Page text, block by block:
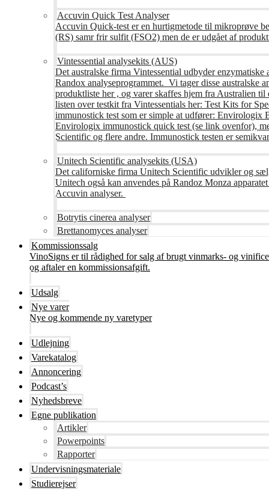
Accuvin Quick Test Analyser
Accuvin Quick-test er en hurtigmetode til mikroprøve
(RS) samr frir sulfit (FSO2) men de er udgået af
Vintessential analysekits (AUS)
Det australske firma Vintessential udbyder
Randox analyseprogrammet. Vi tager disse australske
produktliste her , og varer skaffes hjem fra Australien
listen over testkit fra Vintessentials her: Test Kits for
immunostick test som er simple at udfører: Envirologix
Envirologix immunostick quick test (se link ovenfor),
Scientific og flere andre. Immunostick testen er
Unitech Scientific analysekits (USA)
Det californiske firma Unitech Scientific udvikler og
Unitech også kan anvendes på Randoz Monza
Accuvin analyser.
Botrytis cinerea analyser
Brettanomyces analyser
Kommissionssalg
VinoSigns er til rådighed for salg af brugt vinmarks- og
og aftaler en kommissionsafgift.
Udsalg
Nye varer
Nye og kommende ny varetyper
Udlejning
Varekatalog
Annoncering
Podcast’s
Nyhedsbreve
Egne publikation
Artikler
Powerpoints
Rapporter
Undervisningsmateriale
Studierejser